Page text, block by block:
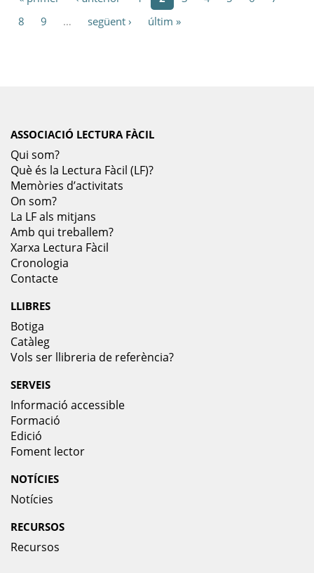
8
9 … següent › últim »
ASSOCIACIÓ LECTURA FÀCIL
Qui som?
Què és la Lectura Fàcil (LF)?
Memòries d’activitats
On som?
La LF als mitjans
Amb qui treballem?
Xarxa Lectura Fàcil
Cronologia
Contacte
LLIBRES
Botiga
Catàleg
Vols ser llibreria de referència?
SERVEIS
Informació accessible
Formació
Edició
Foment lector
NOTÍCIES
Notícies
RECURSOS
Recursos